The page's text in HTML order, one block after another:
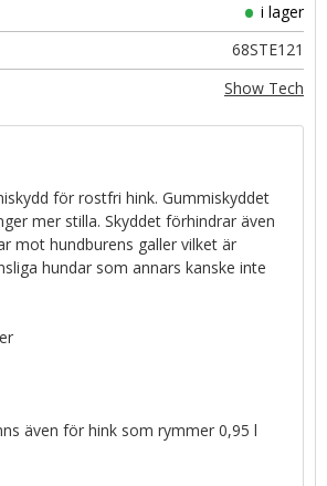
i lager
68STE121
Show Tech
för rostfri hink. Gummiskyddet
mer stilla. Skyddet förhindrar även
mot hundburens galler vilket är
hundar som annars kanske inte
även för hink som rymmer 0,95 l